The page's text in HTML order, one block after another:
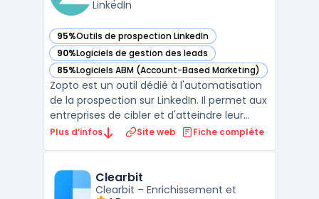
LinkedIn
95%Outils de prospection LinkedIn
— voir Zopto dans cette catégorie
90%Logiciels de gestion des leads
— voir Zopto dans cette catégorie
85%Logiciels ABM (Account-Based Marketing)
— voir Zopto dans cette catégorie
Zopto est un outil dédié à l'automatisation
de la prospection sur LinkedIn. Il permet aux
entreprises de cibler et d'atteindre leur
audience idéale de manière
programmation de messages, le suivi des
performances et l'intégrati ...
Plus d’infos Site web Fiche complète
Clearbit
Clearbit – Enrichissement et